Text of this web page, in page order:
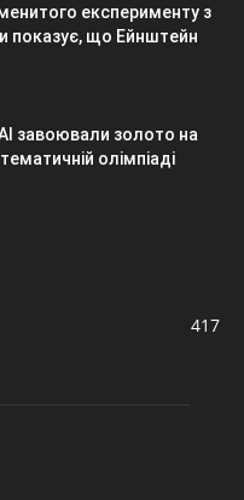
експерименту з
показує, що Ейнштейн
завоювали золото на
олімпіаді
417